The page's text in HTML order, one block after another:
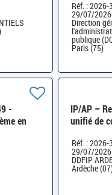
DP6 H/F
Réf. : 2026-
29/07/2026
Direction
publique
Paris (75)
-
en
IP/AP –
unifié de
Réf. : 2026-
29/07/2026
DDFIP
Ardèche